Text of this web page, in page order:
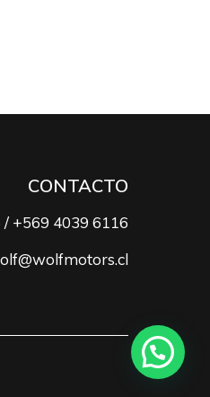
CONTACTO
+569 4039 6116